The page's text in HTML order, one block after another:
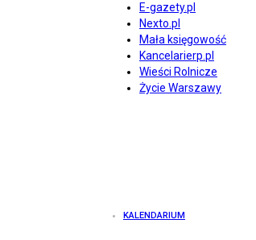
E-gazety.pl
Nexto.pl
Mała księgowość
Kancelarierp.pl
Wieści Rolnicze
Życie Warszawy
KALENDARIUM